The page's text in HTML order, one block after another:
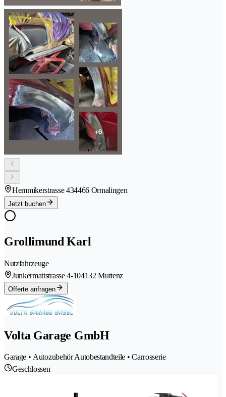
Hemmikerstrasse 434466 Ormalingen
Jetzt buchen
Grollimund Karl
Nutzfahrzeuge
Junkermattstrasse 4-104132 Muttenz
Offerte anfragen
Volta Garage GmbH
Garage • Autozubehör Autobestandteile • Carrosserie
Geschlossen